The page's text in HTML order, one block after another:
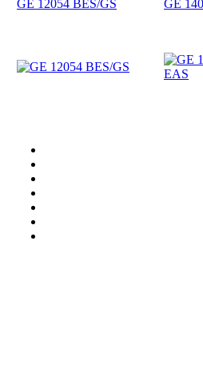
GE 12054 BES/GS GE